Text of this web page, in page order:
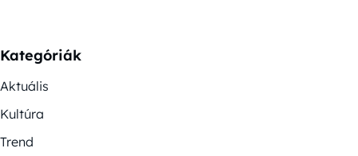
Kategóriák
Aktuális
Kultúra
Trend